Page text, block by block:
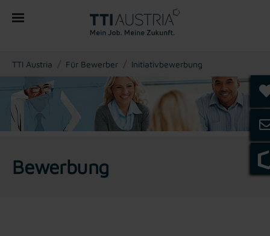
You are here:
TTI Austria Für Bewerber Initiativbewerbung
Bewerbung